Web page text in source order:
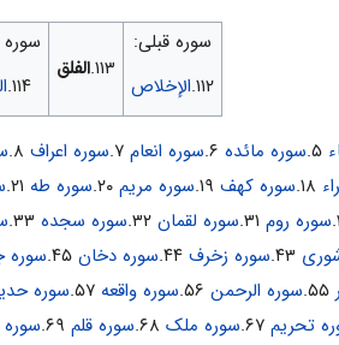
سوره قبلی:
۱۱۲. الإخلاص
۱۱۳.الفلق
۱۱۴.
۵. سوره مائده سوره انعام ۷. سوره اعراف
سوره کهف سوره مریم سوره طه
سوره روم سوره لقمان ۳۲. سوره سجده
سوره زخرف ۴۴. سوره دخان ۴۵. سوره
سوره الرحمن سوره واقعه سوره
تحریم سوره ملک سوره قلم سوره